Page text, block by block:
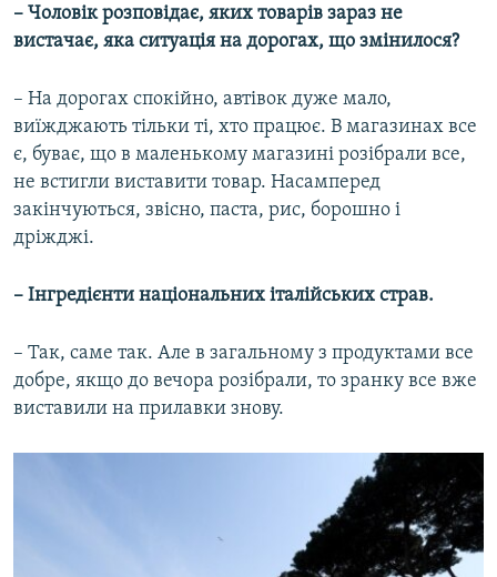
– Чоловік розповідає, яких товарів зараз не
вистачає, яка ситуація на дорогах, що змінилося?
– На дорогах спокійно, автівок дуже мало,
виїжджають тільки ті, хто працює. В магазинах все
є, буває, що в маленькому магазині розібрали все,
не встигли виставити товар. Насамперед
закінчуються, звісно, паста, рис, борошно і
дріжджі.
– Інгредієнти національних італійських страв.
– Так, саме так. Але в загальному з продуктами все
добре, якщо до вечора розібрали, то зранку все вже
виставили на прилавки знову.